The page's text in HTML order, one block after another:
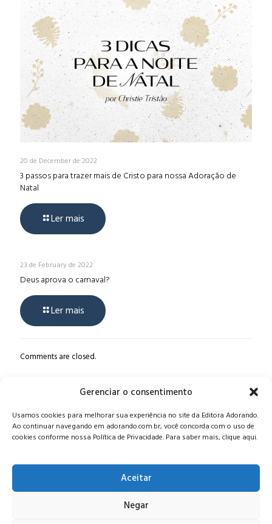
Gerenciar o consentimento
Usamos cookies para melhorar sua experiência no site da Editora Adorando.
Ao continuar navegando em adorando.com.br, você concorda com o uso de
cookies conforme nossa Política de Privacidade. Para saber mais, clique aqui.
Aceitar
Negar
20 de December de 2022
3 passos para trazer mais de Cristo para nossa Adoração de
Natal
Ler mais
23 de February de 2022
Deus aprova o carnaval?
Ler mais
Comments are closed.
Alameda Oscar Niemeyer, 1033 – 7º Andar - Portaria 04, Vila da
Serra - Nova Lima/MG, CEP: 34006-065 - MG
CONTATO:editora@adorando.com.br